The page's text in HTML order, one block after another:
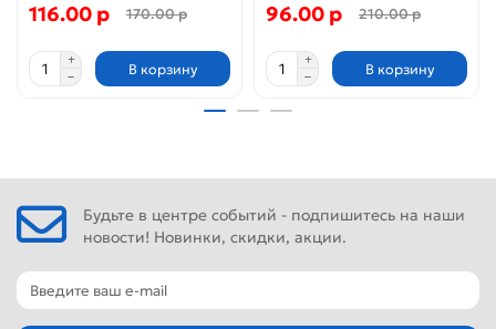
116.00 р 170.00 р
В корзину
96.00 р 210.00 р
В корзину
Будьте в центре событий - подпишитесь на наши
новости! Новинки, скидки, акции.